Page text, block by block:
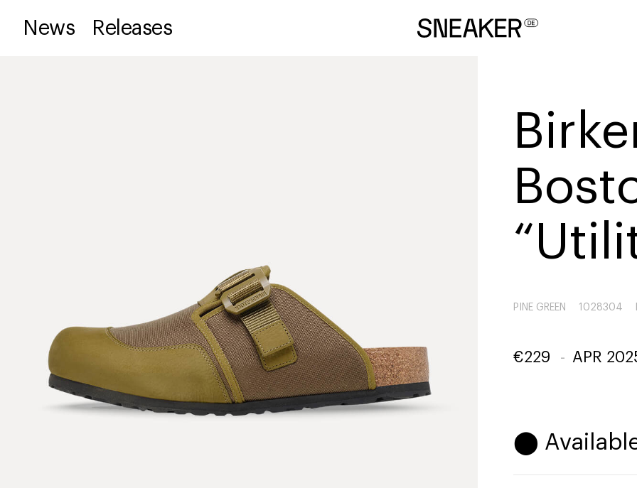
News Releases
PINE GREEN 1028304
€229 - APR
⬤